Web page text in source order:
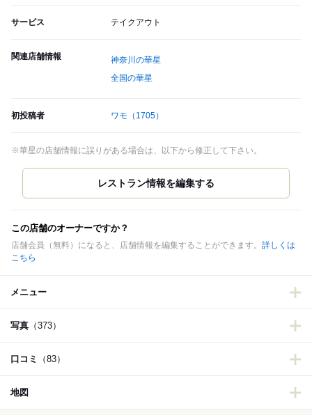
サービス テイクアウト
関連店舗情報
神奈川の華星
全国の華星
初投稿者 ワモ （1705）
※華星の店舗情報に誤りがある場合は、以下から修正して下さい。
この店舗のオーナーですか？
店舗会員（無料）になると、店舗情報を編集することができます。 詳しくは
こちら
メニュー
写真 （373）
口コミ （83）
地図